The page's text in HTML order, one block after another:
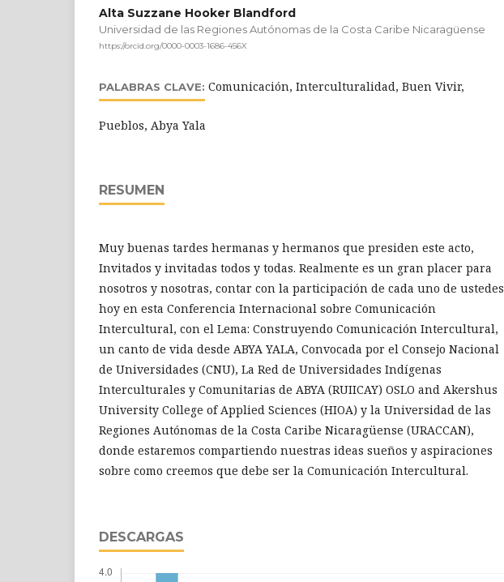
Alta Suzzane Hooker Blandford
Universidad de las Regiones Autónomas de la Costa Caribe Nicaragüense
https://orcid.org/0000-0003-1686-456X
PALABRAS CLAVE: Comunicación, Interculturalidad, Buen Vivir,
Pueblos, Abya Yala
RESUMEN
Muy buenas tardes hermanas y hermanos que presiden este acto,
Invitados y invitadas todos y todas. Realmente es un gran placer para
nosotros y nosotras, contar con la participación de cada uno de ustedes
hoy en esta Conferencia Internacional sobre Comunicación
Intercultural, con el Lema: Construyendo Comunicación Intercultural,
un canto de vida desde ABYA YALA, Convocada por el Consejo Nacional
de Universidades (CNU), La Red de Universidades Indígenas
Interculturales y Comunitarias de ABYA (RUIICAY) OSLO and Akershus
University College of Applied Sciences (HIOA) y la Universidad de las
Regiones Autónomas de la Costa Caribe Nicaragüense (URACCAN),
donde estaremos compartiendo nuestras ideas sueños y aspiraciones
sobre como creemos que debe ser la Comunicación Intercultural.
DESCARGAS